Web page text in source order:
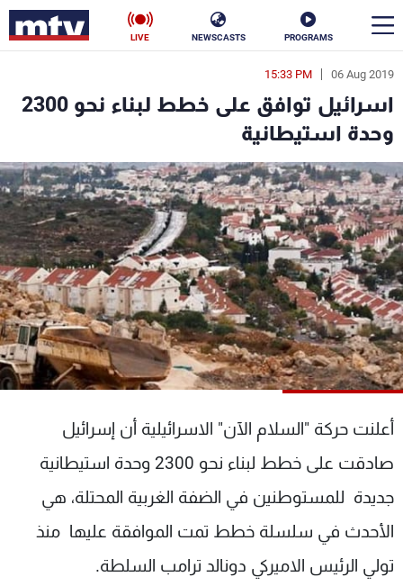
PROGRAMS
NEWSCASTS
LIVE
06 Aug 2019
15:33 PM
اسرائيل توافق على خطط لبناء نحو 2300
وحدة استيطانية
أعلنت حركة "السلام الآن" الاسرائيلية أن إسرائيل
صادقت على خطط لبناء نحو 2300 وحدة استيطانية
جديدة للمستوطنين في الضفة الغربية المحتلة، هي
الأحدث في سلسلة خطط تمت الموافقة عليها منذ
تولي الرئيس الاميركي دونالد ترامب السلطة.
en
الأخبار
سياسة ناس
إقتصاد فن
منوعات رياضة
كأس العالم
البرامج
جدول البرامج
شاهد البرامج
عن MTV
الإنـتـاج
وظائف
تواصل معنا
شروط الإسـتخدام
سياسة الخصوصية